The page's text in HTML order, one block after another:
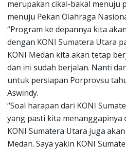
merupakan cikal-bakal menuju
menuju Pekan Olahraga
“Program ke depannya kita
dengan KONI Sumatera Utara
KONI Medan kita akan tetap
dan ini sudah berjalan. Nanti
untuk persiapan Porprovsu
Aswindy.
“Soal harapan dari KONI
yang pasti kita menanggapinya
KONI Sumatera Utara juga
Medan. Saya yakin KONI